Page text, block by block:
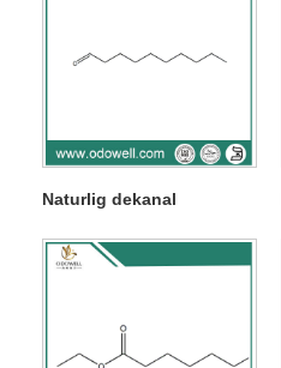
Naturlig dekanal